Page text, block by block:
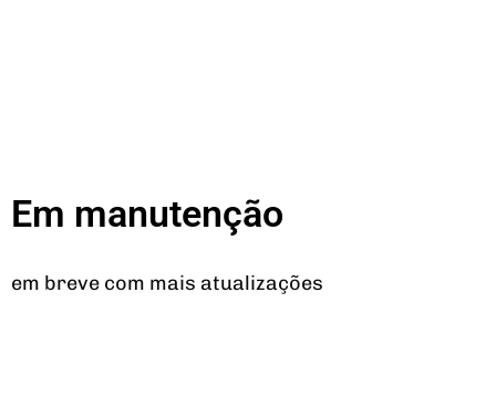
Em manutenção
em breve com mais atualizações